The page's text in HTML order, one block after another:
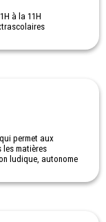
à la 11H
permet aux
les matières
ludique, autonome